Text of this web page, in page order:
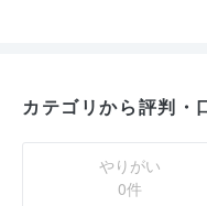
カテゴリから評判・
やりがい
0件